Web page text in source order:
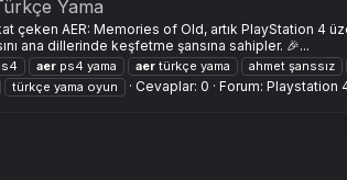
Yama
AER: Memories of Old, artık PlayStation 4
ana dillerinde keşfetme şansına sahipler. 🎉...
aer ps4 yama aer türkçe yama ahmet şanssız
türkçe yama oyun Cevaplar: 0 Forum: Playstation